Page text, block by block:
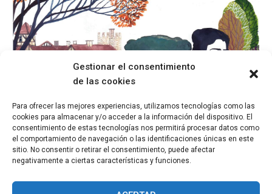
Gestionar el consentimiento
de las cookies
Para ofrecer las mejores experiencias, utilizamos tecnologías como las
cookies para almacenar y/o acceder a la información del dispositivo. El
consentimiento de estas tecnologías nos permitirá procesar datos como
el comportamiento de navegación o las identificaciones únicas en este
sitio. No consentir o retirar el consentimiento, puede afectar
negativamente a ciertas características y funciones.
Flâneuse: Mujeres caminan la ciudad